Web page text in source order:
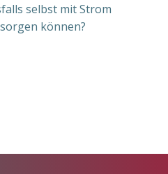
selbst mit Strom
können?